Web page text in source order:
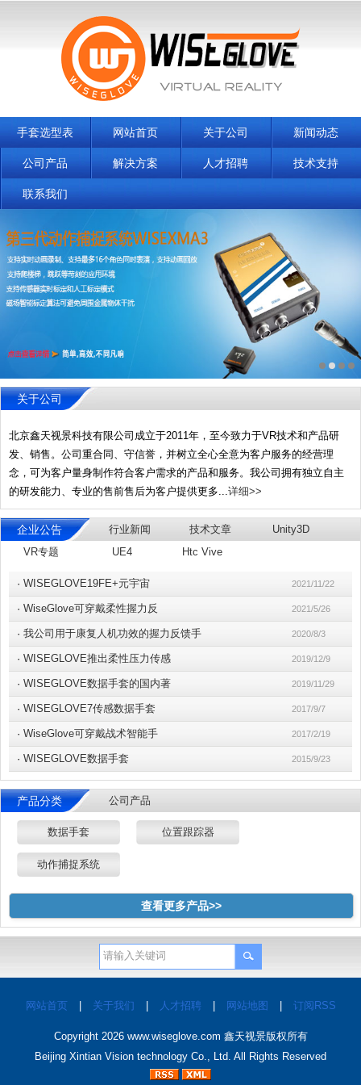
手套选型表 网站首页 关于公司 新闻动态
公司产品 解决方案 人才招聘 技术支持
联系我们
关于公司
北京鑫天视景科技有限公司成立于2011年，至今致力于VR技术和产品研
发、销售。公司重合同、守信誉，并树立全心全意为客户服务的经营理
念，可为客户量身制作符合客户需求的产品和服务。我公司拥有独立自主
的研发能力、专业的售前售后为客户提供更多...详细>>
企业公告 行业新闻 技术文章
Unity3D
VR专题
UE4 Htc Vive
· WISEGLOVE19FE+元宇宙 2021/11/22
· WiseGlove可穿戴柔性握力反 2021/5/26
· 我公司用于康复人机功效的握力反馈手 2020/8/3
· WISEGLOVE推出柔性压力传感 2019/12/9
· WISEGLOVE数据手套的国内著 2019/11/29
· WISEGLOVE7传感数据手套 2017/9/7
· WiseGlove可穿戴战术智能手 2017/2/19
· WISEGLOVE数据手套 2015/9/23
产品分类 公司产品
数据手套 位置跟踪器
动作捕捉系统
查看更多产品>>
网站首页 关于我们 人才招聘 网站地图 订阅RSS
Copyright 2026 www.wiseglove.com 鑫天视景版权所有
Beijing Xintian Vision technology Co., Ltd. All Rights Reserved